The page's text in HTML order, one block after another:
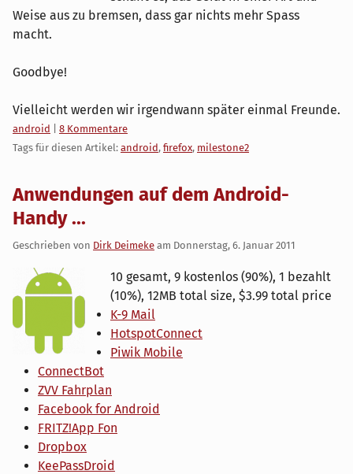
Weise aus zu bremsen, dass gar nichts mehr Spass
macht.
Goodbye!
Vielleicht werden wir irgendwann später einmal Freunde.
Kategorien:
android
8 Kommentare
Tags für diesen Artikel: android, firefox, milestone2
Anwendungen auf dem Android-
Handy ...
Geschrieben von Dirk Deimeke am Donnerstag, 6. Januar 2011
10 gesamt, 9 kostenlos (90%), 1 bezahlt
(10%), 12MB total size, $3.99 total price
K-9 Mail
HotspotConnect
Piwik Mobile
ConnectBot
ZVV Fahrplan
Facebook for Android
FRITZ!App Fon
Dropbox
KeePassDroid